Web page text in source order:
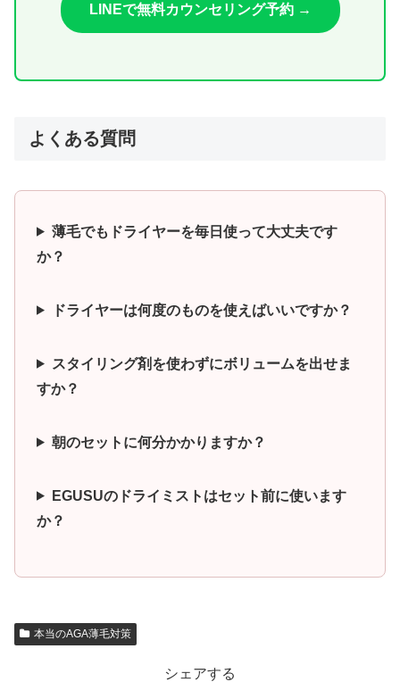
LINEで無料カウンセリング予約 →
よくある質問
薄毛でもドライヤーを毎日使って大丈夫です
か？
ドライヤーは何度のものを使えばいいですか？
スタイリング剤を使わずにボリュームを出せま
すか？
朝のセットに何分かかりますか？
EGUSUのドライミストはセット前に使います
か？
本当のAGA薄毛対策
シェアする